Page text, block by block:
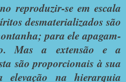
reproduzir-se em escala
desmaterializados são
para ele apagam-
Mas a extensão e a
são proporcionais à sua
elevação na hierarquia